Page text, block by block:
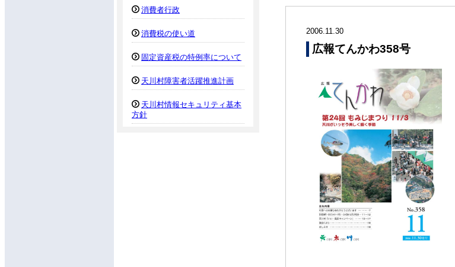
消費者行政
消費税の使い道
固定資産税の特例率について
天川村障害者活躍推進計画
天川村情報セキュリティ基本
方針
2006.11.30
広報てんかわ358号